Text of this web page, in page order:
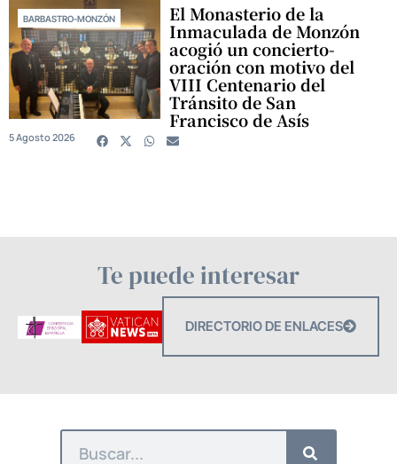
BARBASTRO-MONZÓN El Monasterio de la
Inmaculada de Monzón
acogió un concierto-
oración con motivo del
VIII Centenario del
Tránsito de San
Francisco de Asís
5 Agosto 2026
Te puede interesar
DIRECTORIO DE ENLACES